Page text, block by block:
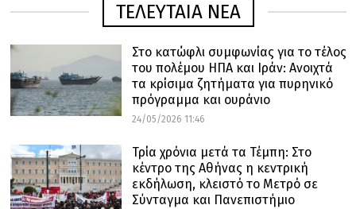
ΤΕΛΕΥΤΑΙΑ ΝΕΑ
Στο κατώφλι συμφωνίας για το τέλος
του πολέμου ΗΠΑ και Ιράν: Ανοιχτά
τα κρίσιμα ζητήματα για πυρηνικό
πρόγραμμα και ουράνιο
24/05/2026 11:46
Τρία χρόνια μετά τα Τέμπη: Στο
κέντρο της Αθήνας η κεντρική
εκδήλωση, κλειστό το Μετρό σε
Σύνταγμα και Πανεπιστήμιο